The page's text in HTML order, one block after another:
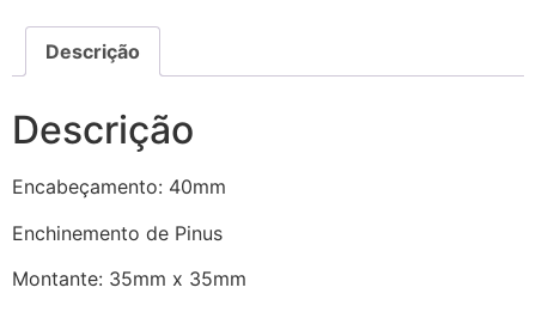
Descrição
Descrição
Encabeçamento: 40mm
Enchinemento de Pinus
Montante: 35mm x 35mm